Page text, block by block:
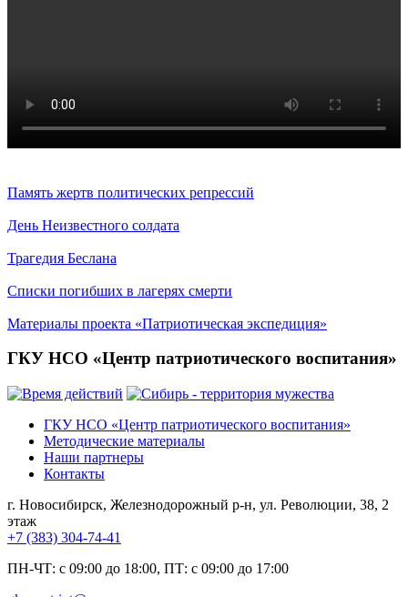
Память жертв политических репрессий
День Неизвестного солдата
Трагедия Беслана
Списки погибших в лагерях смерти
Материалы проекта «Патриотическая экспедиция»
ГКУ НСО «Центр патриотического воспитания»
ГКУ НСО «Центр патриотического воспитания»
Методические материалы
Наши партнеры
Контакты
г. Новосибирск, Железнодорожный р-н, ул. Революции, 38, 2
этаж
+7 (383) 304-74-41
ПН-ЧТ: с 09:00 до 18:00, ПТ: с 09:00 до 17:00